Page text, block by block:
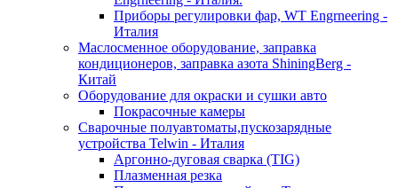
Приборы регулировки фар, WT Engrneering -
Италия
Маслосменное оборудование, заправка
кондиционеров, заправка азота ShiningBerg -
Китай
Оборудование для окраски и сушки авто
Покрасочные камеры
Сварочные полуавтоматы,пускозарядные
устройства Telwin - Италия
Аргонно-дуговая сварка (TIG)
Плазменная резка